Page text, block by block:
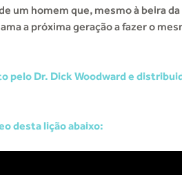
um homem que, mesmo à beira
a próxima geração a fazer o
pelo Dr. Dick Woodward e
desta lição abaixo: